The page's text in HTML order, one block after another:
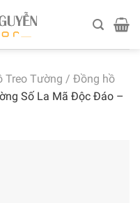
Treo Tường / Đồng hồ
Số La Mã Độc Đáo –